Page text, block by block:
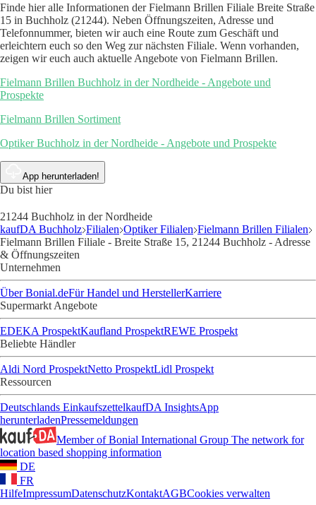
Finde hier alle Informationen der Fielmann Brillen Filiale Breite Straße
15 in Buchholz (21244). Neben Öffnungszeiten, Adresse und
Telefonnummer, bieten wir auch eine Route zum Geschäft und
erleichtern euch so den Weg zur nächsten Filiale. Wenn vorhanden,
zeigen wir euch auch aktuelle Angebote von Fielmann Brillen.
Fielmann Brillen Buchholz in der Nordheide - Angebote und
Prospekte
Fielmann Brillen Sortiment
Optiker Buchholz in der Nordheide - Angebote und Prospekte
App herunterladen!
Du bist hier
21244 Buchholz in der Nordheide
kaufDA Buchholz Filialen Optiker Filialen Fielmann Brillen Filialen
Fielmann Brillen Filiale - Breite Straße 15, 21244 Buchholz - Adresse
& Öffnungszeiten
Unternehmen
Über Bonial.deFür Handel und HerstellerKarriere
Supermarkt Angebote
EDEKA ProspektKaufland ProspektREWE Prospekt
Beliebte Händler
Aldi Nord ProspektNetto ProspektLidl Prospekt
Ressourcen
Deutschlands EinkaufszettelkaufDA InsightsApp
herunterladenPressemeldungen
Member of Bonial International Group The network for
location based shopping information
DE
FR
HilfeImpressumDatenschutzKontaktAGBCookies verwalten